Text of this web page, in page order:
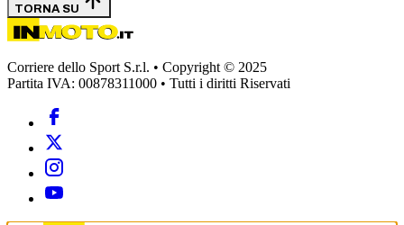
TORNA SU
Corriere dello Sport S.r.l. • Copyright © 2025
Partita IVA: 00878311000 • Tutti i diritti Riservati